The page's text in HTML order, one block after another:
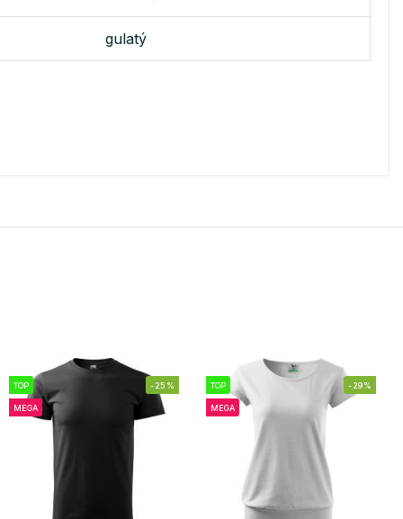
gulatý
TOP
MEGA
-25% TOP
MEGA
-29%